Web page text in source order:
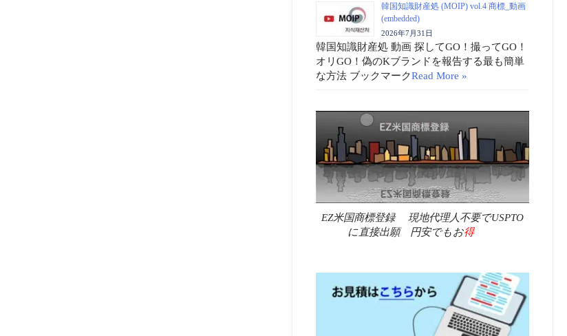
韓国知識財産処 (MOIP) vol.4 商標_動画
(embedded)
2026年7月31日
韓国知識財産処 動画 探してGO！撮ってGO！
オリGO！偽のKブランドを報告する最も簡単
な方法 ブックマークRead More »
EZ米国商標登録 現地代理人不要でUSPTO
に直接出願 円安でもお得